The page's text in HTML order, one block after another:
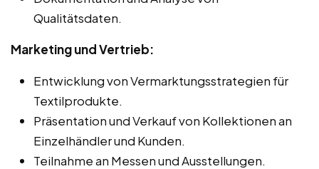
Qualitätsdaten.
Marketing und Vertrieb:
Entwicklung von Vermarktungsstrategien für
Textilprodukte.
Präsentation und Verkauf von Kollektionen an
Einzelhändler und Kunden.
Teilnahme an Messen und Ausstellungen.